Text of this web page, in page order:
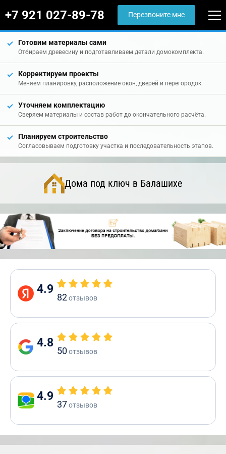
+7 921 027-89-78 Перезвоните мне
Готовим материалы сами
Отбираем древесину и подготавливаем детали домокомплекта.
Корректируем проекты
Меняем планировку, расположение окон, дверей и перегородок.
Уточняем комплектацию
Сверяем материалы и состав работ до окончательного расчёта.
Планируем строительство
Согласовываем подготовку участка и последовательность этапов.
Дома под ключ в Балашихе
4.9
82отзывов
4.8
50отзывов
4.9
37отзывов